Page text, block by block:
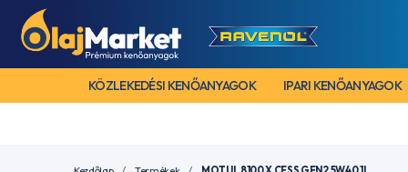
KÖZLEKEDÉSI KENŐANYAGOK IPARI KENŐANYAGOK